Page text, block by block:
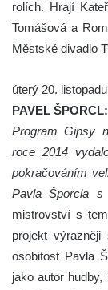
rolích. Hrají
Tomášová a
Městské divadlo
úterý 20. listopadu
PAVEL
Program Gipsy
roce 2014
pokračováním
Pavla Šporcla s
mistrovství s
projekt
osobitost Pavla
jako autor